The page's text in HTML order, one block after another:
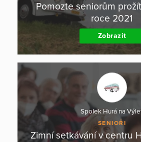
Pomozte seniorům
roce 2021
Zobrazit
Spolek Hurá na
SENIOŘI
Zimní setkávání v centru